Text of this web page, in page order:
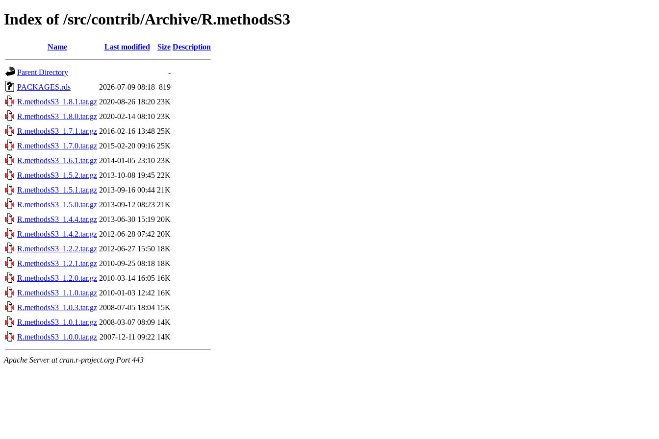
Index of /src/contrib/Archive/R.methodsS3
Name Last modified Size Description
Parent Directory
-
PACKAGES.rds
2026-07-09 08:18 819
R.methodsS3_1.8.1.tar.gz 2020-08-26 18:20 23K
R.methodsS3_1.8.0.tar.gz 2020-02-14 08:10 23K
R.methodsS3_1.7.1.tar.gz 2016-02-16 13:48 25K
R.methodsS3_1.7.0.tar.gz 2015-02-20 09:16 25K
R.methodsS3_1.6.1.tar.gz 2014-01-05 23:10 23K
R.methodsS3_1.5.2.tar.gz 2013-10-08 19:45 22K
R.methodsS3_1.5.1.tar.gz 2013-09-16 00:44 21K
R.methodsS3_1.5.0.tar.gz 2013-09-12 08:23 21K
R.methodsS3_1.4.4.tar.gz 2013-06-30 15:19 20K
R.methodsS3_1.4.2.tar.gz 2012-06-28 07:42 20K
R.methodsS3_1.2.2.tar.gz 2012-06-27 15:50 18K
R.methodsS3_1.2.1.tar.gz 2010-09-25 08:18 18K
R.methodsS3_1.2.0.tar.gz 2010-03-14 16:05 16K
R.methodsS3_1.1.0.tar.gz 2010-01-03 12:42 16K
R.methodsS3_1.0.3.tar.gz 2008-07-05 18:04 15K
R.methodsS3_1.0.1.tar.gz 2008-03-07 08:09 14K
R.methodsS3_1.0.0.tar.gz 2007-12-11 09:22 14K
Apache Server at cran.r-project.org Port 443